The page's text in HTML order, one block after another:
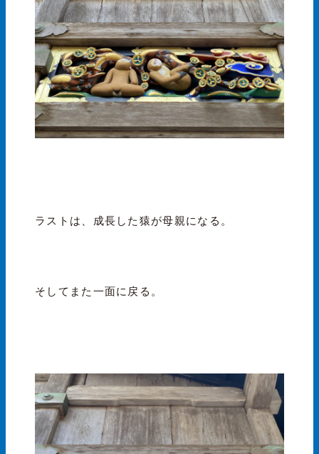
ラストは、成長した猿が母親になる。
そしてまた一面に戻る。